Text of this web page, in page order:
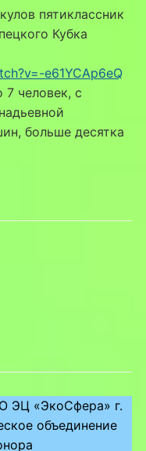
пятиклассник
Кубка
e61YCAp6eQ
7 человек, с
больше десятка
ЭЦ «ЭкоСфера» г.
объединение